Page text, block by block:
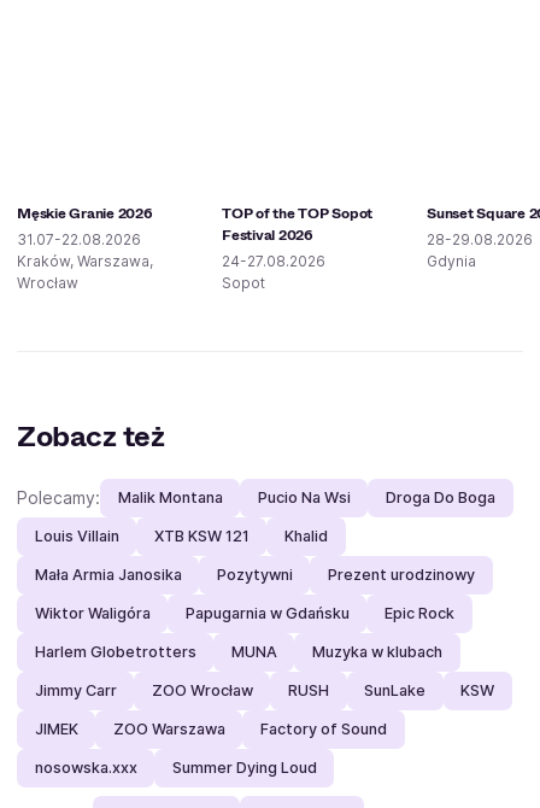
Męskie Granie 2026
31.07-22.08.2026
Kraków, Warszawa,
Wrocław
TOP of the TOP Sopot
Festival 2026
24-27.08.2026
Sopot
Sunset Square
28-29.08.2026
Gdynia
Zobacz też
Polecamy: Malik Montana Pucio Na Wsi Droga Do Boga
Louis Villain XTB KSW 121 Khalid
Mała Armia Janosika Pozytywni Prezent urodzinowy
Wiktor Waligóra Papugarnia w Gdańsku Epic Rock
Harlem Globetrotters MUNA Muzyka w klubach
Jimmy Carr ZOO Wrocław RUSH SunLake KSW
JIMEK ZOO Warszawa Factory of Sound
nosowska.xxx Summer Dying Loud